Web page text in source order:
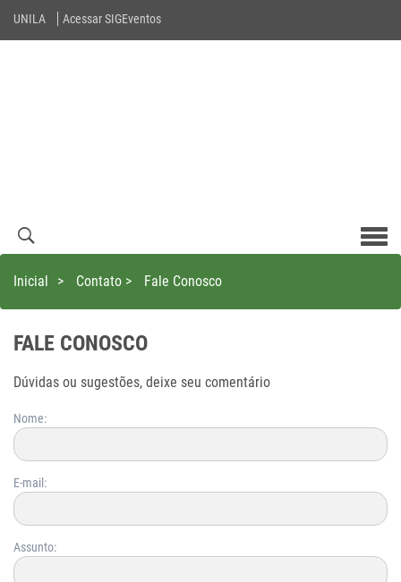
UNILA Acessar SIGEventos
Inicial > Contato > Fale Conosco
FALE CONOSCO
Dúvidas ou sugestões, deixe seu comentário
Nome:
E-mail:
Assunto: